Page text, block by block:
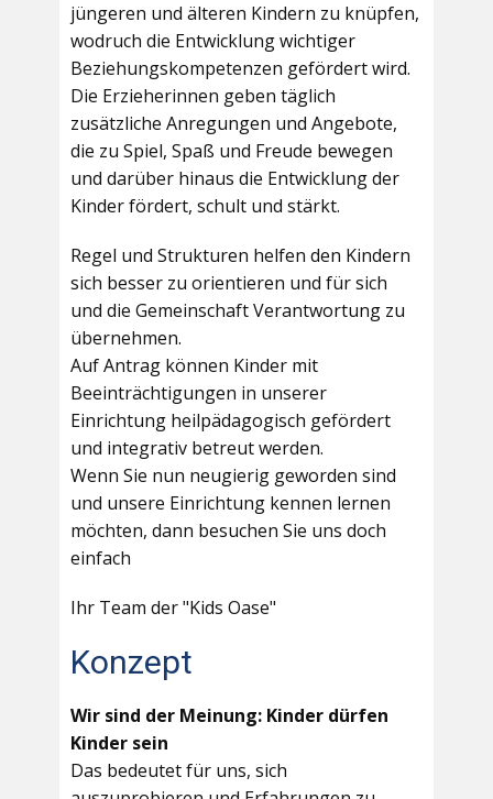
jüngeren und älteren Kindern zu knüpfen,
wodruch die Entwicklung wichtiger
Beziehungskompetenzen gefördert wird.
Die Erzieherinnen geben täglich
zusätzliche Anregungen und Angebote,
die zu Spiel, Spaß und Freude bewegen
und darüber hinaus die Entwicklung der
Kinder fördert, schult und stärkt.
Regel und Strukturen helfen den Kindern
sich besser zu orientieren und für sich
und die Gemeinschaft Verantwortung zu
übernehmen.
Auf Antrag können Kinder mit
Beeinträchtigungen in unserer
Einrichtung heilpädagogisch gefördert
und integrativ betreut werden.
Wenn Sie nun neugierig geworden sind
und unsere Einrichtung kennen lernen
möchten, dann besuchen Sie uns doch
einfach
Ihr Team der "Kids Oase"
Konzept
Wir sind der Meinung: Kinder dürfen
Kinder sein
Das bedeutet für uns, sich